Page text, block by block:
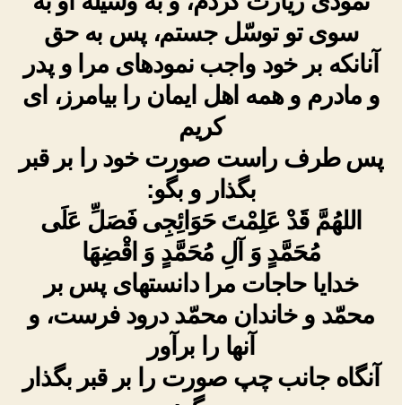
سوى تو توسّل جستم، پس به حق
آنان‏که بر خود واجب نموده‏اى‏ مرا و پدر
و مادرم و همه اهل ایمان را بیامرز، اى
کریم
پس طرف راست صورت خود را بر قبر
بگذار و بگو:
اللهُمَّ قَدْ عَلِمْتَ حَوَائِجِی فَصَلِّ عَلَى
مُحَمَّدٍ وَ آلِ مُحَمَّدٍ وَ اقْضِهَا
خدایا حاجات مرا دانسته‏اى پس بر
محمّد و خاندان محمّد درود فرست، و
آنها را برآور
آنگاه جانب چپ صورت را بر قبر بگذار